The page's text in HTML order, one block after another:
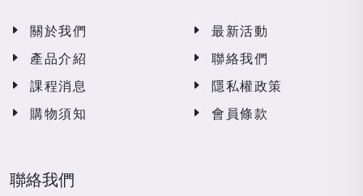
關於我們
產品介紹
課程消息
購物須知
最新活動
聯絡我們
隱私權政策
會員條款
聯絡我們